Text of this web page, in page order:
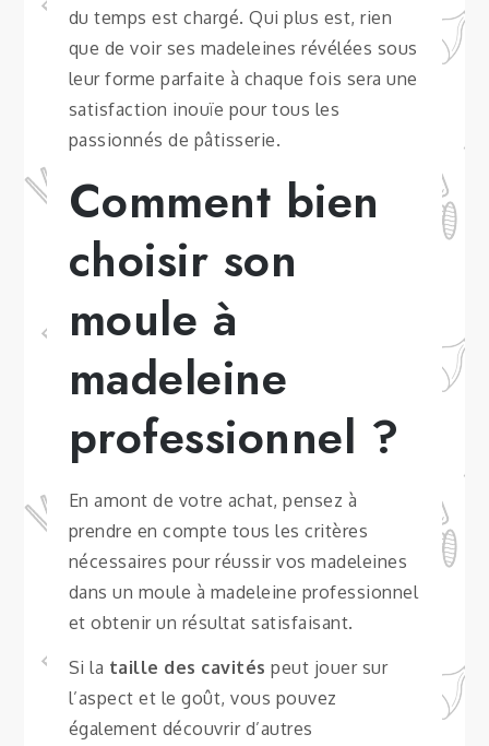
du temps est chargé. Qui plus est, rien
que de voir ses madeleines révélées sous
leur forme parfaite à chaque fois sera une
satisfaction inouïe pour tous les
passionnés de pâtisserie.
Comment bien
choisir son
moule à
madeleine
professionnel ?
En amont de votre achat, pensez à
prendre en compte tous les critères
nécessaires pour réussir vos madeleines
dans un moule à madeleine professionnel
et obtenir un résultat satisfaisant.
Si la taille des cavités peut jouer sur
l’aspect et le goût, vous pouvez
également découvrir d’autres